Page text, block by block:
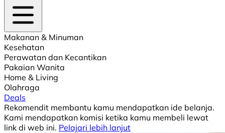
Makanan & Minuman
Kesehatan
Perawatan dan Kecantikan
Pakaian Wanita
Home & Living
Olahraga
Deals
Rekomendit membantu kamu mendapatkan ide belanja.
Kami mendapatkan komisi ketika kamu membeli lewat
link di web ini. Pelajari lebih lanjut